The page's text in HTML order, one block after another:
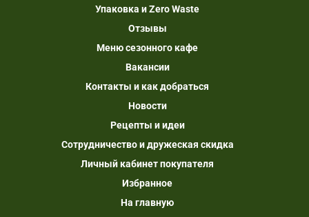
Упаковка и Zero Waste
Отзывы
Меню сезонного кафе
Вакансии
Контакты и как добраться
Новости
Рецепты и идеи
Сотрудничество и дружеская скидка
Личный кабинет покупателя
Избранное
На главную